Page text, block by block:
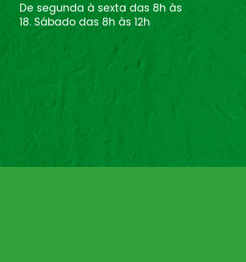
De segunda à sexta das 8h às
18. Sábado das 8h às 12h